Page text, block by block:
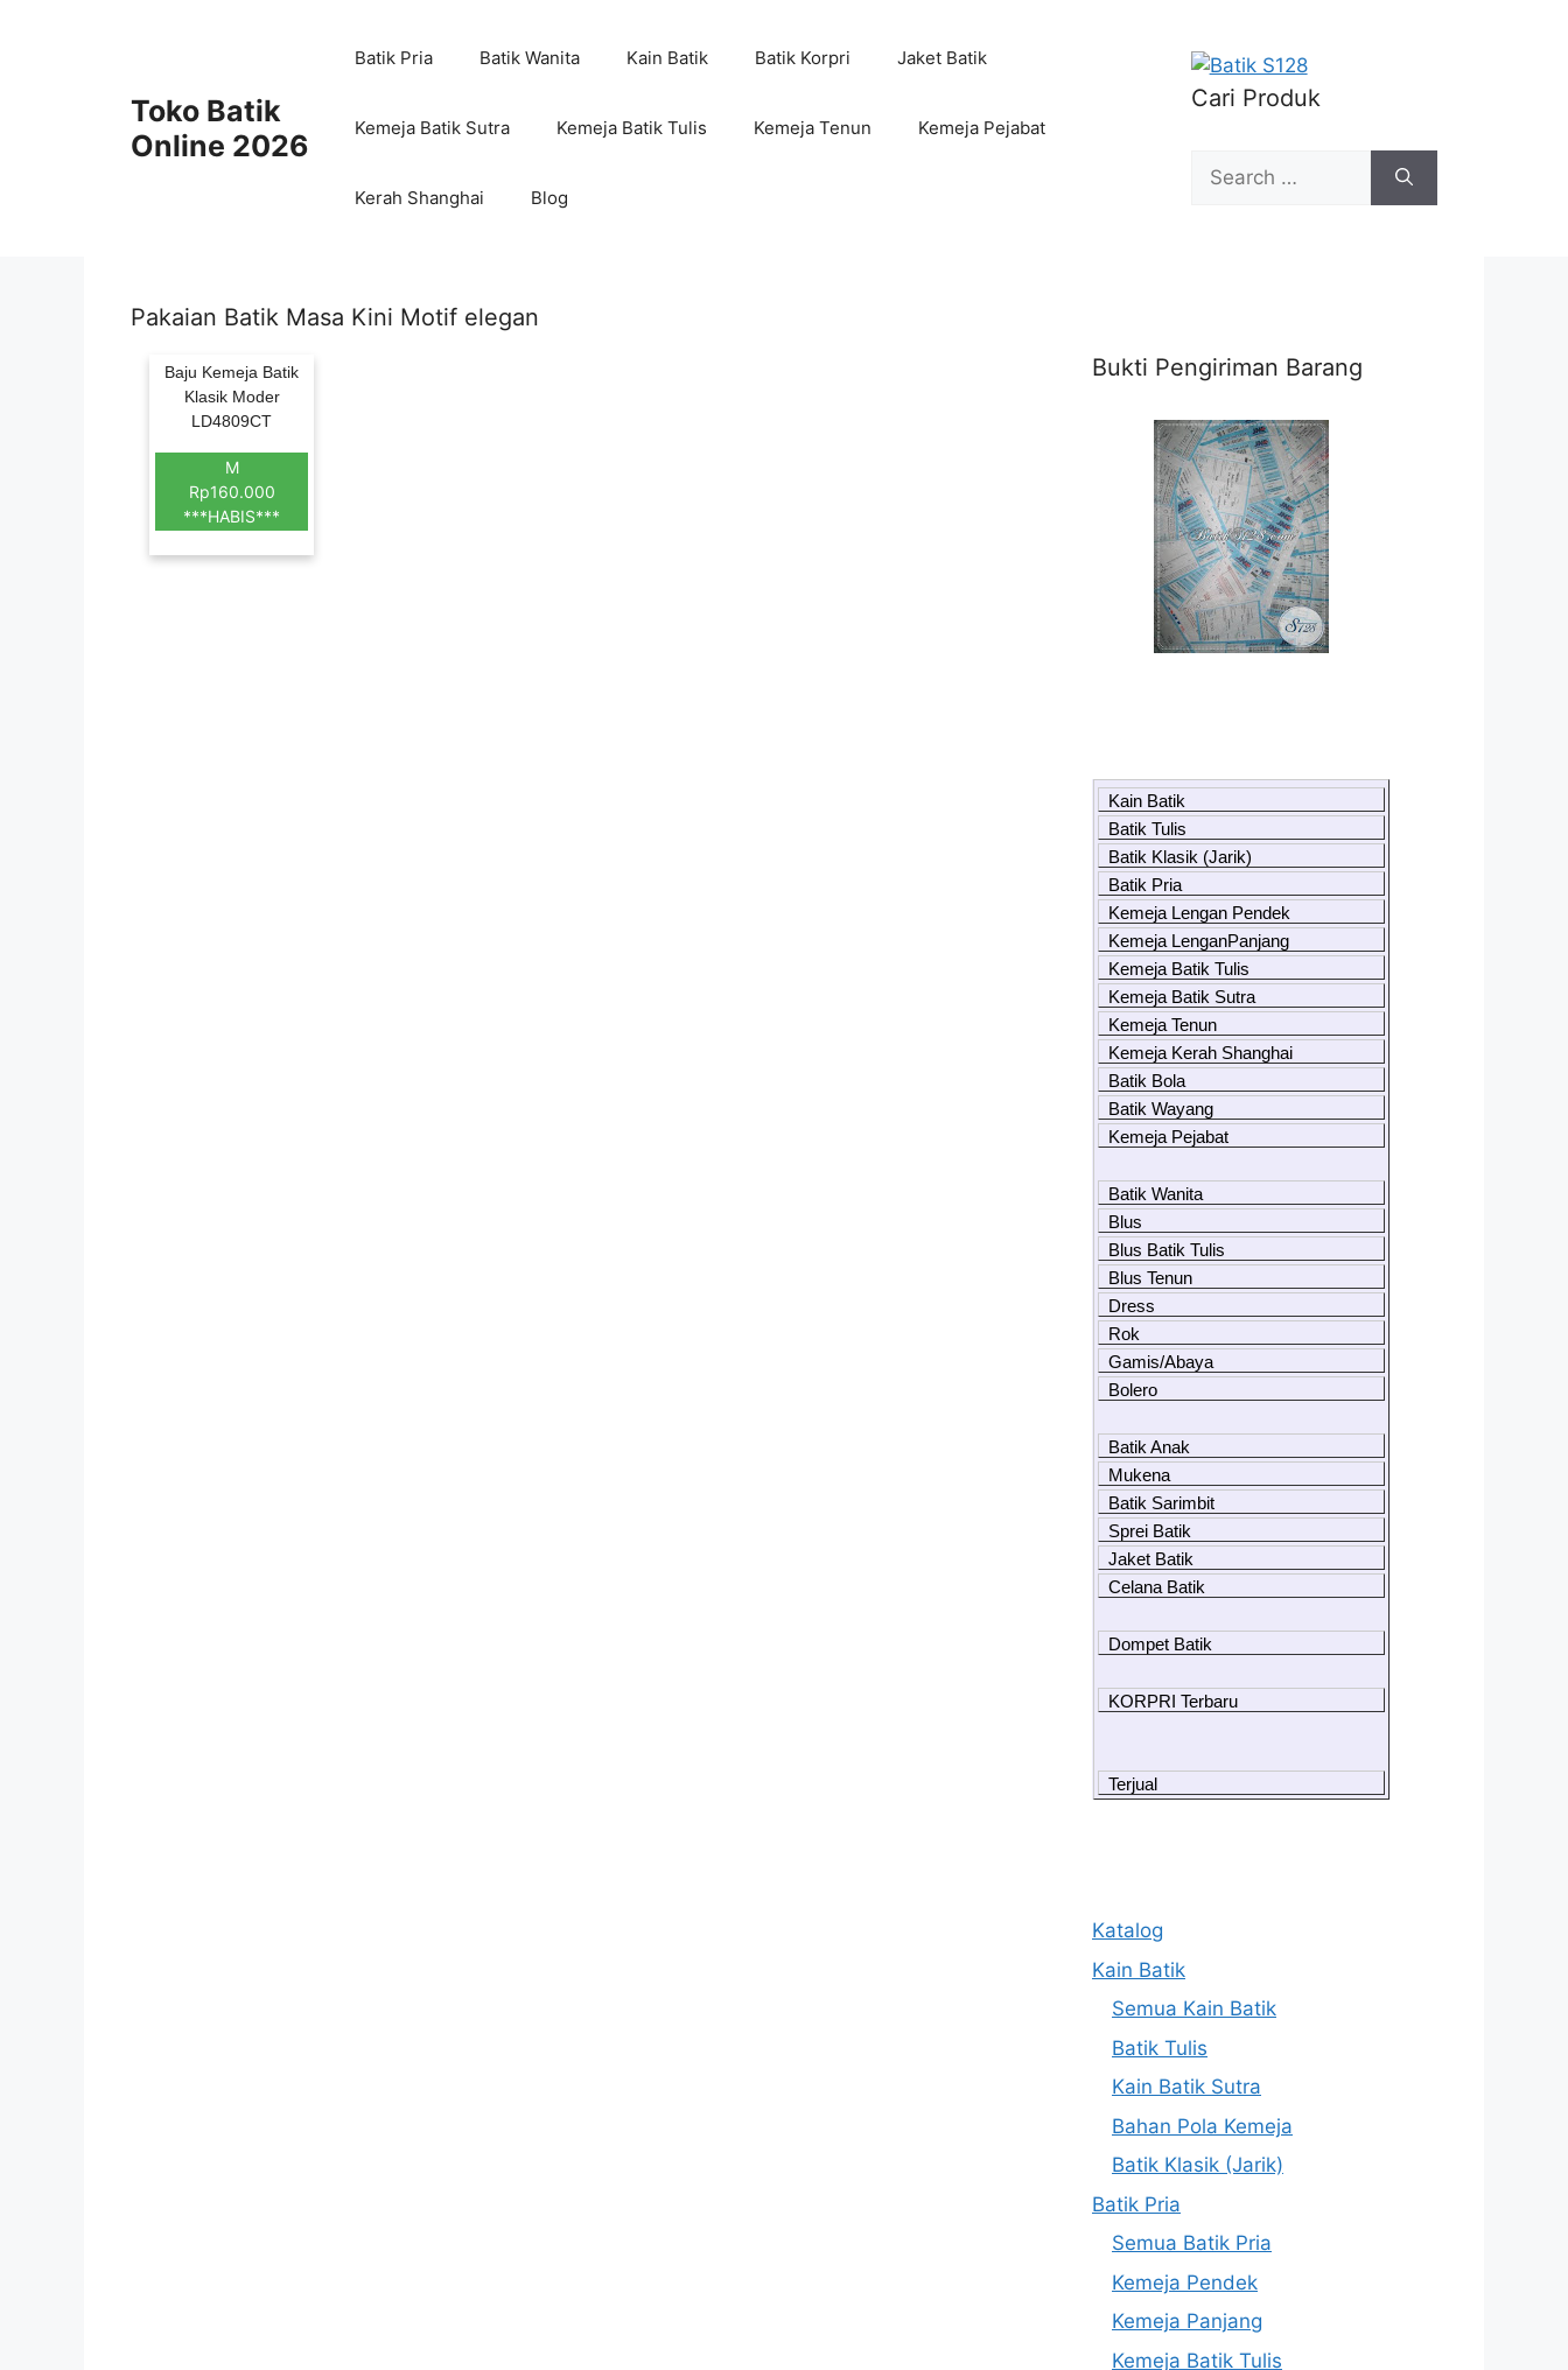
Toko Batik
Online 2026
Batik Pria Batik Wanita Kain Batik Batik Korpri Jaket Batik
Kemeja Batik Sutra Kemeja Batik Tulis Kemeja Tenun Kemeja Pejabat
Kerah Shanghai Blog
Cari Produk
Search
for:
Pakaian Batik Masa Kini Motif elegan
Baju Kemeja Batik
Klasik Moder
LD4809CT
M
Rp160.000
***HABIS***
Bukti Pengiriman Barang
Kain Batik
Batik Tulis
Batik Klasik (Jarik)
Batik Pria
Kemeja Lengan Pendek
Kemeja LenganPanjang
Kemeja Batik Tulis
Kemeja Batik Sutra
Kemeja Tenun
Kemeja Kerah Shanghai
Batik Bola
Batik Wayang
Kemeja Pejabat
Batik Wanita
Blus
Blus Batik Tulis
Blus Tenun
Dress
Rok
Gamis/Abaya
Bolero
Batik Anak
Mukena
Batik Sarimbit
Sprei Batik
Jaket Batik
Celana Batik
Dompet Batik
KORPRI Terbaru
Terjual
Katalog
Kain Batik
Semua Kain Batik
Batik Tulis
Kain Batik Sutra
Bahan Pola Kemeja
Batik Klasik (Jarik)
Batik Pria
Semua Batik Pria
Kemeja Pendek
Kemeja Panjang
Kemeja Batik Tulis